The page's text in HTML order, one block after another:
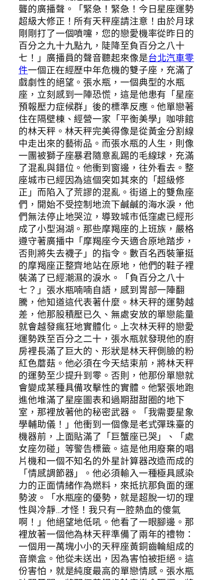
聾的廣播聲。「緊急！緊急！今日星座運勢
超級大修正！所有天秤座請注意！由於月球
剛剛打了一個噴嚏，您的戀愛機率從昨日的
百分之九十九點九，陡降至負百分之八十
七！」廣播員的聲音聽起來像是台北汽車零
件一個正在經歷中年危機的雙子座，充滿了
戲劇性的絕望。張水瓶，一個典型的水瓶
座，立刻感到一陣恐慌，這是他患有「星座
預報壓力症候群」後的標準反應。他單戀著
住在隔壁棟、經營一家「平衡美學」咖啡館
的林天秤。林天秤完美得像是從黃金分割線
中走出來的藝術品。而張水瓶的人生，則像
一團被獅子座暴君隨意亂踢的毛線球，充滿
了混亂與錯位。他衝到窗邊，往外看去。整
座城市已經因為這個突如其來的「超級修
正」而陷入了荒謬的混亂。街道上的雙魚座
們，開始不受控制地流下鹹鹹的海水淚，他
們無法停止地哭泣，導致城市低窪處已經形
成了小型潟湖。那些摩羯座的上班族，嚴格
遵守著廣播中「摩羯座今天適合原地踏步，
否則將失去襪子」的指令。數百名西裝筆挺
的摩羯座正整齊地站在原地，他們的鞋子裡
裝滿了已經潮濕的淚水。「負百分之八十
七？」張水瓶喃喃自語，感到胃部一陣翻
騰，他知道這代表著什麼。林天秤的運勢越
差，他那股積壓已久、無處安放的單戀能量
就會越發瘋狂地實體化。上次林天秤的戀愛
運勢跌至百分之二十，張水瓶就發現他的廚
房裡長滿了巨大的、形狀是林天秤側臉的粉
紅色蘑菇。他必須在今天結束前，將林天秤
的運勢至少提升到零。否則，他那份單戀就
會變成某種具備攻擊性的實體。他緊張地跑
進他堆滿了星座圖表和過期甜甜圈的地下
室，那裡放著他的秘密武器。「我需要星象
學輔助儀！」他衝到一個像是老式彈珠臺的
機器前，上面貼滿了「巨蟹座已哭」、「處
女座勿碰」等警告標籤。這是他用廢棄的唱
片機和一個不知名的外星計算器改造而成的
「情感調節器」。他必須輸入一種極具感染
力的正面情緒作為燃料，來抵抗那負面的運
勢波。「水瓶座的優勢，就是超脫一切的理
性與冷靜…才怪！我只有一腔熱血的傻氣
啊！」他絕望地低吼。他看了一眼腳邊。那
裡放著一個他為林天秤準備了兩年的禮物：
一個用一萬塊小小的天秤座黃銅齒輪組成的
音樂盒。他從未送出，因為害怕被拒絕。這
份害怕，就是純度最高的單戀情感。張水瓶